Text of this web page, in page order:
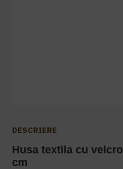
DESCRIERE
Husa textila cu velcro
cm